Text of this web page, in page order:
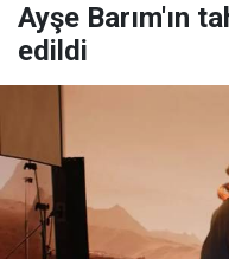
Ayşe Barım'ın
edildi